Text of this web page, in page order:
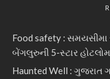
Food safety :
બેંગલુરુની 5-સ્ટાર
Haunted Well : ગુજરાત